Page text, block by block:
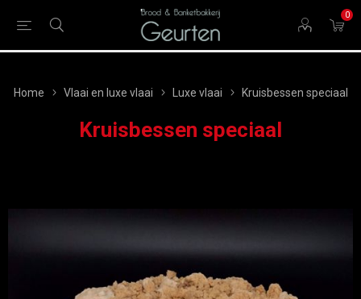
0
Home Vlaai en luxe vlaai Luxe vlaai Kruisbessen speciaal
Kruisbessen speciaal